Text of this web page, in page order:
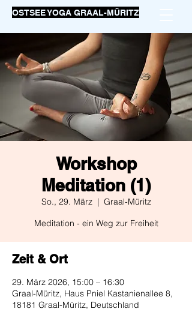
OSTSEE YOGA GRAAL-MÜRITZ
Workshop
Meditation (1)
So., 29. März
  |
Graal-Müritz
Meditation - ein Weg zur Freiheit
Zeit & Ort
29. März 2026, 15:00 – 16:30
Graal-Müritz, Haus Pniel Kastanienallee 8,
18181 Graal-Müritz, Deutschland